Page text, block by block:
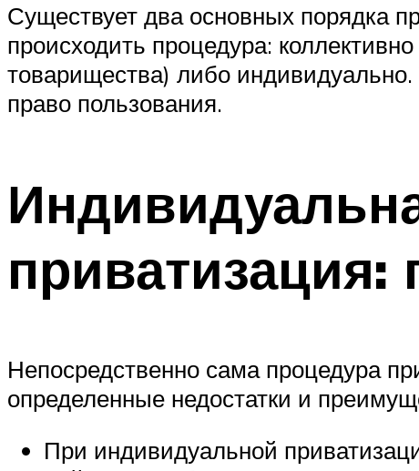
Существует два основных порядка
происходить процедура:
товарищества) либо индивидуально.
право пользования.
приватизация:
Непосредственно сама процедура
определенные недостатки и
При индивидуальной